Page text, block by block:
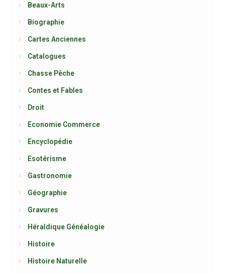
Beaux-Arts
Biographie
Cartes Anciennes
Catalogues
Chasse Pêche
Contes et Fables
Droit
Economie Commerce
Encyclopédie
Esotérisme
Gastronomie
Géographie
Gravures
Héraldique Généalogie
Histoire
Histoire Naturelle